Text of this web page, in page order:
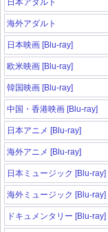
日本アダルト
海外アダルト
日本映画 [Blu-ray]
欧米映画 [Blu-ray]
韓国映画 [Blu-ray]
中国・香港映画 [Blu-ray]
日本アニメ [Blu-ray]
海外アニメ [Blu-ray]
日本ミュージック [Blu-ray]
海外ミュージック [Blu-ray]
ドキュメンタリー [Blu-ray]